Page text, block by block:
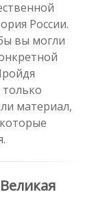
России.
вы могли
материал,